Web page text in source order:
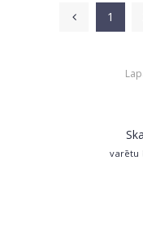
1
varētu